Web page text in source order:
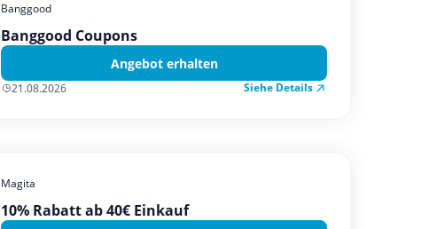
Banggood
Banggood Coupons
Angebot erhalten
21.08.2026 Siehe Details
Magita
10% Rabatt ab 40€ Einkauf